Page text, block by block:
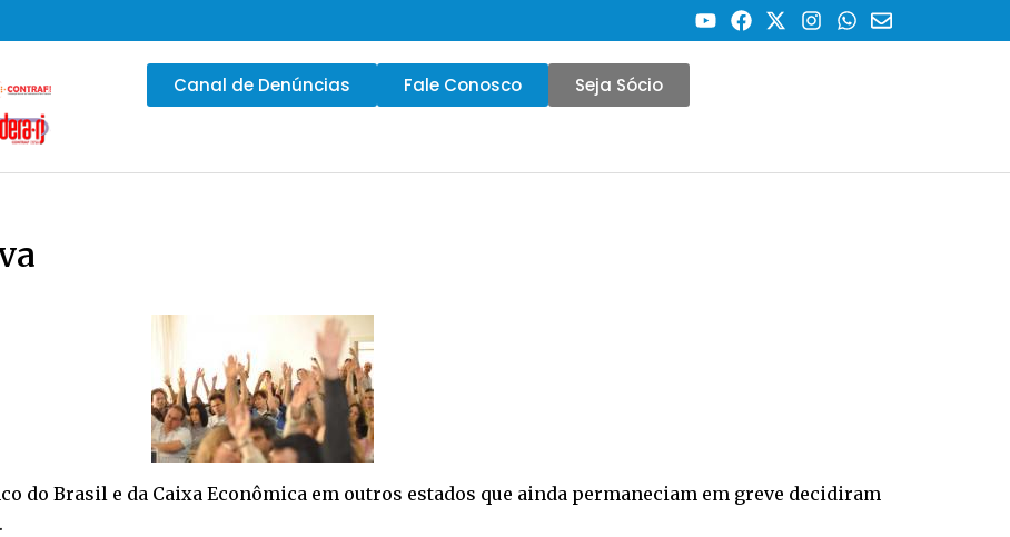
Canal de Denúncias Fale Conosco Seja Sócio
do Brasil e da Caixa Econômica em outros estados que ainda permaneciam em greve decidiram